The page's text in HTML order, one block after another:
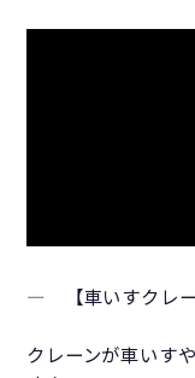
― 【車いすクレ
クレーンが車いす